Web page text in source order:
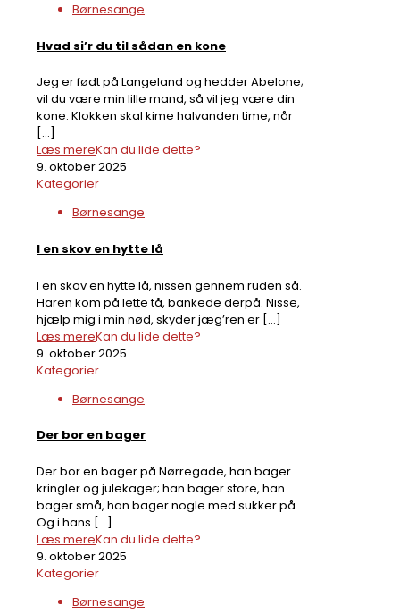
Børnesange
Hvad si’r du til sådan en kone
Jeg er født på Langeland og hedder Abelone;
vil du være min lille mand, så vil jeg være din
kone. Klokken skal kime halvanden time, når
[…]
Kan du lide dette?
Læs mere
9. oktober 2025
Kategorier
Børnesange
I en skov en hytte lå
I en skov en hytte lå, nissen gennem ruden så.
Haren kom på lette tå, bankede derpå. Nisse,
hjælp mig i min nød, skyder jæg’ren er […]
Kan du lide dette?
Læs mere
9. oktober 2025
Kategorier
Børnesange
Der bor en bager
Der bor en bager på Nørregade, han bager
kringler og julekager; han bager store, han
bager små, han bager nogle med sukker på.
Og i hans […]
Kan du lide dette?
Læs mere
9. oktober 2025
Kategorier
Børnesange